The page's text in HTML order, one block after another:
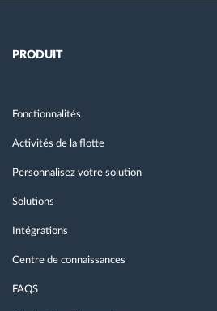
PRODUIT
Fonctionnalités
Activités de la flotte
Personnalisez votre solution
Solutions
Intégrations
Centre de connaissances
FAQS